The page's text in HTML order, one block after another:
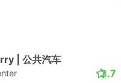
| 公共汽车
3.7